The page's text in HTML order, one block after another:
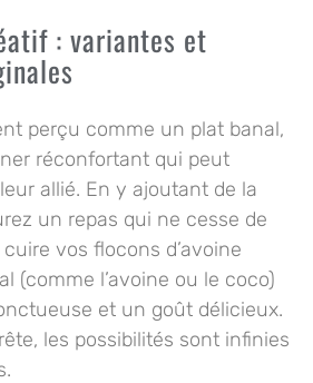
: variantes et
perçu comme un plat banal,
réconfortant qui peut
allié. En y ajoutant de la
un repas qui ne cesse de
vos flocons d’avoine
(comme l’avoine ou le coco)
et un goût délicieux.
les possibilités sont infinies